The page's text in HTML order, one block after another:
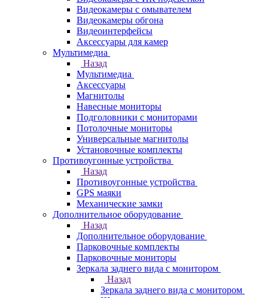
Видеокамеры с омывателем
Видеокамеры обгона
Видеоинтерфейсы
Аксессуары для камер
Мультимедиа
Назад
Мультимедиа
Аксессуары
Магнитолы
Навесные мониторы
Подголовники с мониторами
Потолочные мониторы
Универсальные магнитолы
Установочные комплекты
Противоугонные устройства
Назад
Противоугонные устройства
GPS маяки
Механические замки
Дополнительное оборудование
Назад
Дополнительное оборудование
Парковочные комплекты
Парковочные мониторы
Зеркала заднего вида с монитором
Назад
Зеркала заднего вида с монитором